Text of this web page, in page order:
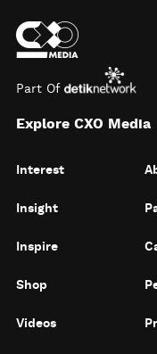
Part Of
Explore CXO Media
Interest
Insight
Inspire
Shop
Videos